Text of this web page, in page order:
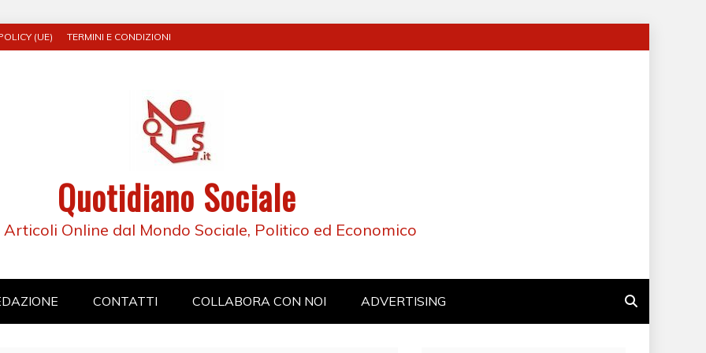
(UE) TERMINI E CONDIZIONI
Quotidiano Sociale
Articoli Online dal Mondo Sociale, Politico ed Economico
CONTATTI COLLABORA CON NOI ADVERTISING